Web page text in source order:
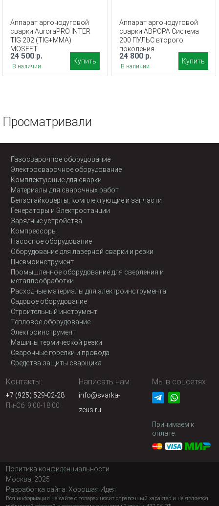
Аппарат аргонодуговой
сварки AuroraPRO INTER
TIG 202 (TIG+MMA)
MOSFET
24 500 р.
В наличии
Купить
Аппарат аргонодуговой
сварки АВРОРА Система
200 ПУЛЬС второго
поколения
24 800 р.
В наличии
Купить
Просматривали
Газосварочное оборудование
Электросварочное оборудование
Комплектующие для сварки
Материалы для сварочных работ
Бензогайковерты, комплектующие и запчасти
Генераторы и Электростанции
Зарядные устройства
Компрессоры
Насосное оборудование
Оборудование для лазерной сварки и резки
Пневмоинструмент
Промышленное оборудование для сверления и
металлообработки
Расходные материалы для электроинструмента
Садовое оборудование
Строительный инструмент
Тепловое оборудование
Электроинструмент
Машины термической резки
Сварочные горелки и провода
Средства защиты сварщика
Контакты:
+7 (925) 529-02-28
Пн-Сб: 9:00-18:00
Написать нам:
info@svarka-
zeus.ru
Мы в соцсетях
Принимаем к
оплате:
Политика конфиденциальности
Москва, 2025
Разработка сайта: Хорошая Идея
Вся информация на сайте о товарах носит справочный характер и не является